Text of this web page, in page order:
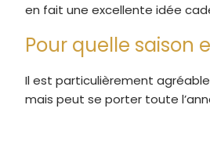
en fait une excellente idée
Pour quelle saison
Il est particulièrement
mais peut se porter toute